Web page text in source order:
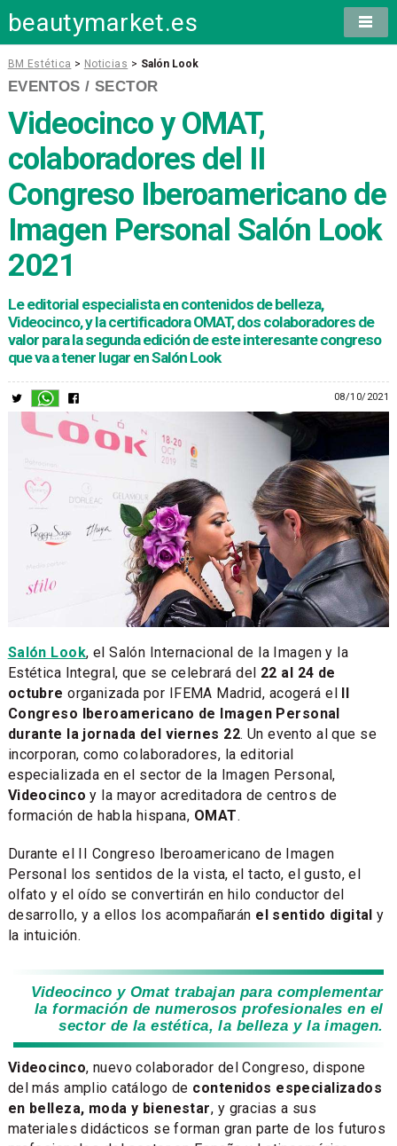
beautymarket.es
BM Estética > Noticias > Salón Look
EVENTOS / SECTOR
Videocinco y OMAT,
colaboradores del II
Congreso Iberoamericano de
Imagen Personal Salón Look
2021
Le editorial especialista en contenidos de belleza,
Videocinco, y la certificadora OMAT, dos colaboradores de
valor para la segunda edición de este interesante congreso
que va a tener lugar en Salón Look
08/10/2021
Salón Look, el Salón Internacional de la Imagen y la
Estética Integral, que se celebrará del 22 al 24 de
octubre organizada por IFEMA Madrid, acogerá el
Congreso Iberoamericano de Imagen Personal
durante la jornada del viernes 22. Un evento al que se
incorporan, como colaboradores, la editorial
especializada en el sector de la Imagen Personal,
Videocinco y la mayor acreditadora de centros de
formación de habla hispana, OMAT.
Durante el II Congreso Iberoamericano de Imagen
Personal los sentidos de la vista, el tacto, el gusto, el
olfato y el oído se convertirán en hilo conductor del
desarrollo, y a ellos los acompañarán el sentido digital y
la intuición.
Videocinco y Omat trabajan para complementar
la formación de numerosos profesionales en el
sector de la estética, la belleza y la imagen.
Videocinco, nuevo colaborador del Congreso, dispone
del más amplio catálogo de contenidos especializados
en belleza, moda y bienestar, y gracias a sus
materiales didácticos se forman gran parte de los futuros